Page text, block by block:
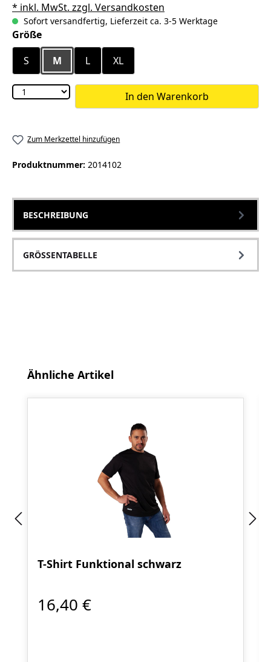
* inkl. MwSt. zzgl. Versandkosten
Sofort versandfertig, Lieferzeit ca. 3-5 Werktage
Größeauswählen
S
M L XL
In den Warenkorb
Zum Merkzettel hinzufügen
Produktnummer: 2014102
BESCHREIBUNG
GRÖSSENTABELLE
Produktgalerie überspringen
Ähnliche Artikel
T-Shirt Funktional schwarz
16,40 €